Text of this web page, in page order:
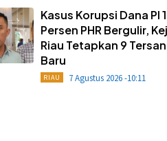
Kasus Korupsi Dana PI
Persen PHR Bergulir,
Riau Tetapkan 9
Baru
RIAU 7 Agustus 2026 -10:11